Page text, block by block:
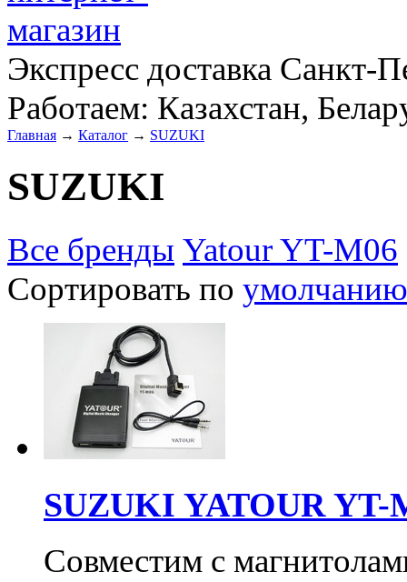
Экспресс доставка Санкт-
Работаем: Казахстан,
Главная → Каталог → SUZUKI
SUZUKI
Все бренды Yatour YT-M06
Сортировать по умолчанию
SUZUKI YATOUR YT-
Совместим c